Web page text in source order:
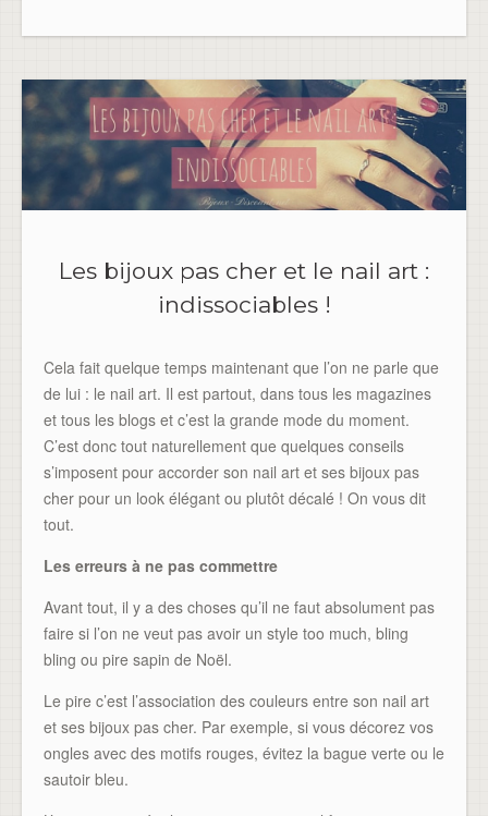
Les bijoux pas cher et le nail art :
indissociables !
Cela fait quelque temps maintenant que l’on ne parle que
de lui : le nail art. Il est partout, dans tous les magazines
et tous les blogs et c’est la grande mode du moment.
C’est donc tout naturellement que quelques conseils
s’imposent pour accorder son nail art et ses bijoux pas
cher pour un look élégant ou plutôt décalé ! On vous dit
tout.
Les erreurs à ne pas commettre
Avant tout, il y a des choses qu’il ne faut absolument pas
faire si l’on ne veut pas avoir un style too much, bling
bling ou pire sapin de Noël.
Le pire c’est l’association des couleurs entre son nail art
et ses bijoux pas cher. Par exemple, si vous décorez vos
ongles avec des motifs rouges, évitez la bague verte ou le
sautoir bleu.